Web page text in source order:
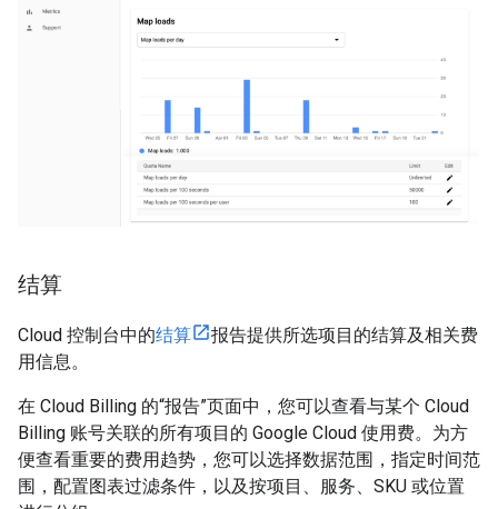
结算
Cloud 控制台中的结算
报告提供所选项目的结算及相关费
用信息。
在 Cloud Billing 的“报告”页面中，您可以查看与某个 Cloud
Billing 账号关联的所有项目的 Google Cloud 使用费。为方
便查看重要的费用趋势，您可以选择数据范围，指定时间范
围，配置图表过滤条件，以及按项目、服务、SKU 或位置